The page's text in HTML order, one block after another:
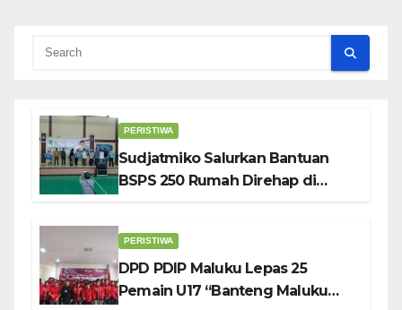
PERISTIWA
Sudjatmiko Salurkan Bantuan
BSPS 250 Rumah Direhap di
PERISTIWA
DPD PDIP Maluku Lepas 25
Pemain U17 “Banteng Maluku